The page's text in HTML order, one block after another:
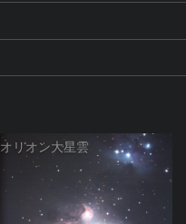
オリオン大星雲